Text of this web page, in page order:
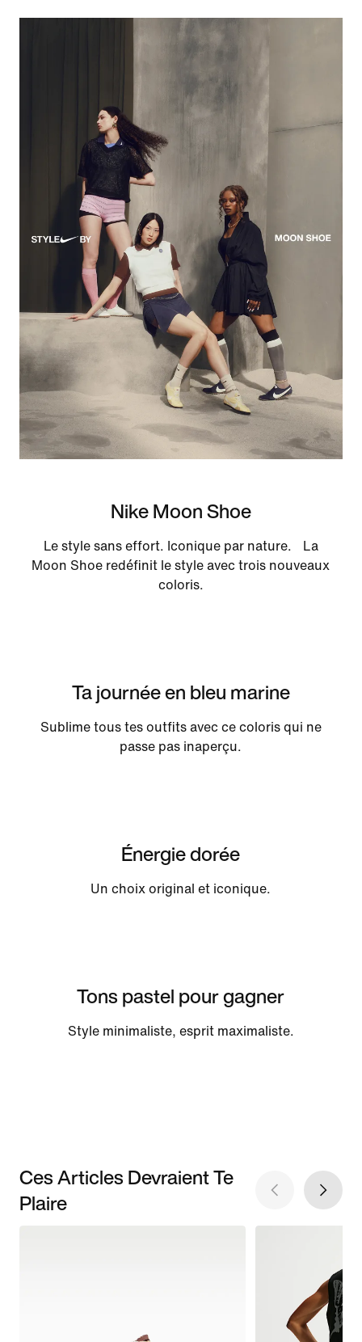
Nike Moon Shoe
Le style sans effort. Iconique par nature. La
Moon Shoe redéfinit le style avec trois nouveaux
coloris.
Ta journée en bleu marine
Sublime tous tes outfits avec ce coloris qui ne
passe pas inaperçu.
Énergie dorée
Un choix original et iconique.
Tons pastel pour gagner
Style minimaliste, esprit maximaliste.
Ces Articles Devraient Te
Plaire